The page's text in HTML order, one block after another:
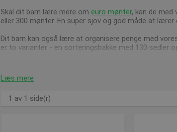
Skal dit barn lære mere omeuro mønter, kan de
eller 300 mønter. En super sjov og god måde at
Dit barn kan også lære at organisere penge med
er to varianter - en sorteringsbakke med 130 sedler
Vi sørger løbende for at opdatere vores webshop
seneste tilføjede produkter.
Læs mere
1 av 1 side(r)